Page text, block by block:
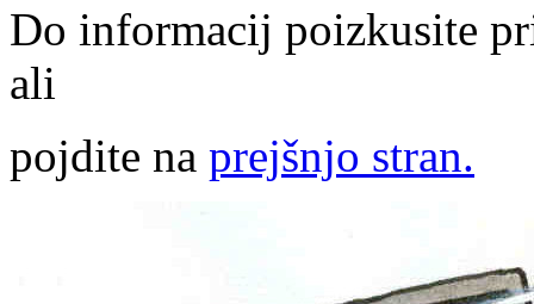
Do informacij poizkusite
ali
pojdite na prejšnjo stran.